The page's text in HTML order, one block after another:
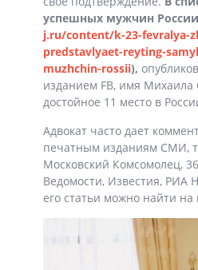
успешных мужчин России
j.ru/content/k-23-fevralya-
predstavlyaet-reyting-
muzhchin-rossii),
изданием FB, имя Михаила
достойное 11 место в
Адвокат часто дает
печатным изданиям СМИ,
Московский Комсомолец,
Ведомости, Известия, РИА
его статьи можно найти на